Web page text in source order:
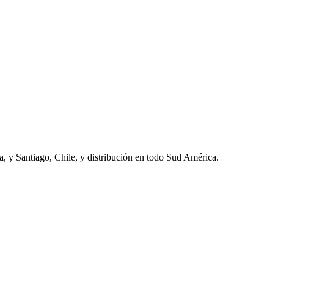
y Santiago, Chile, y distribución en todo Sud América.